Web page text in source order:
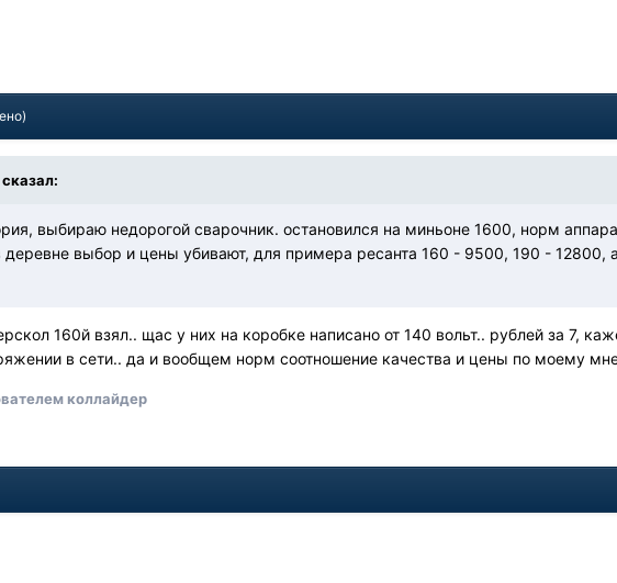
выбираю недорогой сварочник. остановился на миньоне 1600, норм
деревне выбор и цены убивают, для примера ресанта 160 - 9500, 190 - 12800,
160й взял.. щас у них на коробке написано от 140 вольт.. рублей за 7,
в сети.. да и вообщем норм соотношение качества и цены по моему
коллайдер